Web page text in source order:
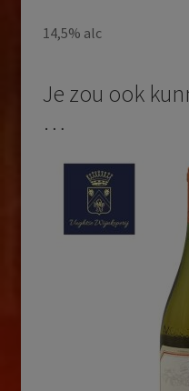
14,5% alc
Je zou ook
…